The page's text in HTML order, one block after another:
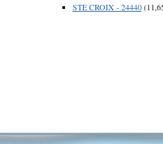
STE CROIX - 24440